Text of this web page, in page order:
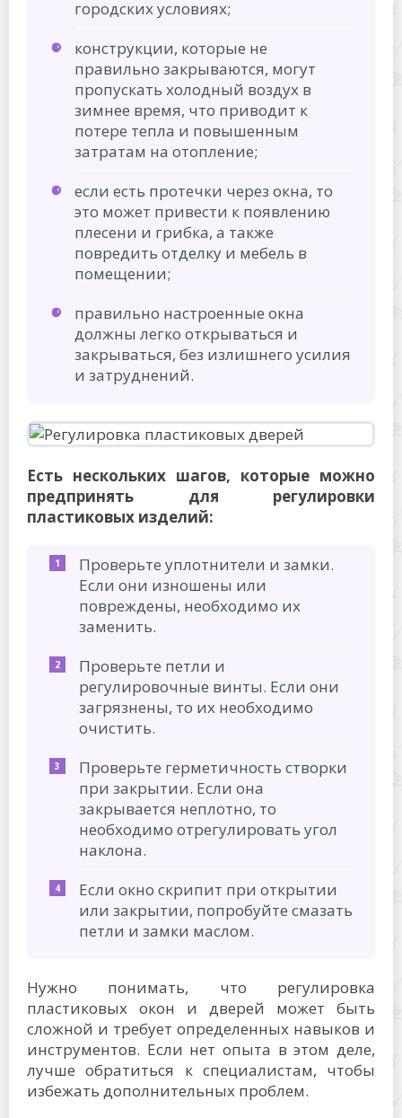
городских условиях;
конструкции, которые не
правильно закрываются, могут
пропускать холодный воздух в
зимнее время, что приводит к
потере тепла и повышенным
затратам на отопление;
если есть протечки через окна, то
это может привести к появлению
плесени и грибка, а также
повредить отделку и мебель в
помещении;
правильно настроенные окна
должны легко открываться и
закрываться, без излишнего усилия
и затруднений.
Есть нескольких шагов, которые можно
предпринять для регулировки
пластиковых изделий:
Проверьте уплотнители и замки.
Если они изношены или
повреждены, необходимо их
заменить.
Проверьте петли и
регулировочные винты. Если они
загрязнены, то их необходимо
очистить.
Проверьте герметичность створки
при закрытии. Если она
закрывается неплотно, то
необходимо отрегулировать угол
наклона.
Если окно скрипит при открытии
или закрытии, попробуйте смазать
петли и замки маслом.
Нужно понимать, что регулировка
пластиковых окон и дверей может быть
сложной и требует определенных навыков и
инструментов. Если нет опыта в этом деле,
лучше обратиться к специалистам, чтобы
избежать дополнительных проблем.